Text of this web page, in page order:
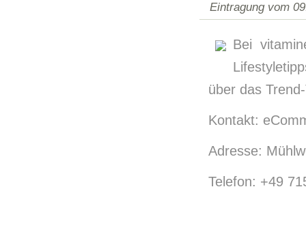
Eintragung vom
Bei
über das
Kontakt:
Adresse:
Telefon: +49